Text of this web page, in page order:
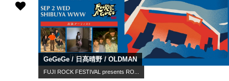
GeGeGe / 日髙晴野 / OLDMAN
FUJI ROCK FESTIVAL presents RO...